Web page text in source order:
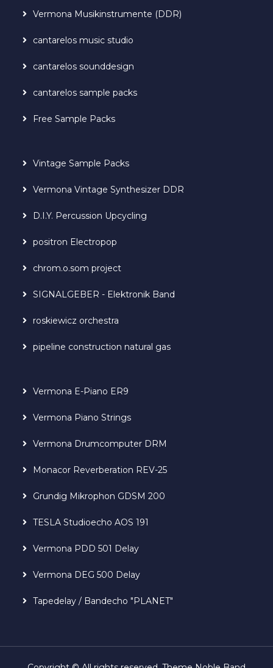
Vermona Musikinstrumente (DDR)
cantarelos music studio
cantarelos sounddesign
cantarelos sample packs
Free Sample Packs
Vintage Sample Packs
Vermona Vintage Synthesizer DDR
D.I.Y. Percussion Upcycling
positron Electropop
chrom.o.som project
SIGNALGEBER - Elektronik Band
roskiewicz orchestra
pipeline construction natural gas
Vermona E-Piano ER9
Vermona Piano Strings
Vermona Drumcomputer DRM
Monacor Reverberation REV-25
Grundig Mikrophon GDSM 200
TESLA Studioecho AOS 191
Vermona PDD 501 Delay
Vermona DEG 500 Delay
Tapedelay / Bandecho "PLANET"